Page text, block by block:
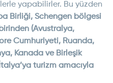
yapabilirler. Bu yüzden
Birliği, Schengen bölgesi
(Avustralya,
Cumhuriyeti, Ruanda,
Kanada ve Birleşik
turizm amacıyla